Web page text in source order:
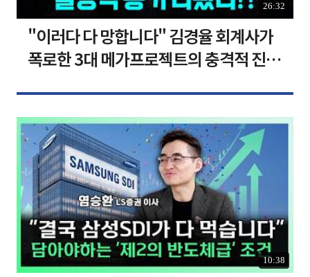
26:32
"이러다 다 망합니다" 김경율 회계사가
폭로한 3대 메가프로젝트의 충격적 진실
10:38